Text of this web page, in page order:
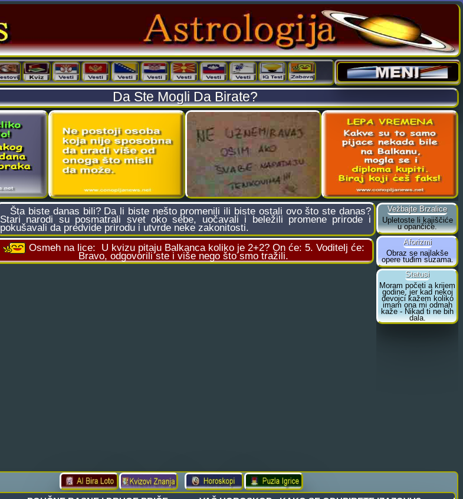
Da Ste Mogli Da Birate?
Šta biste danas bili? Da li biste nešto promenili ili biste ostali ovo što ste danas?
Stari narodi su posmatrali svet oko sebe, uočavali i beležili promene prirode i
pokušavali da predvide prirodu i utvrde neke zakonitosti.
Osmeh na lice: U kvizu pitaju Balkanca koliko je 2+2? On će: 5. Voditelj će:
Bravo, odgovorili ste i više nego što smo tražili.